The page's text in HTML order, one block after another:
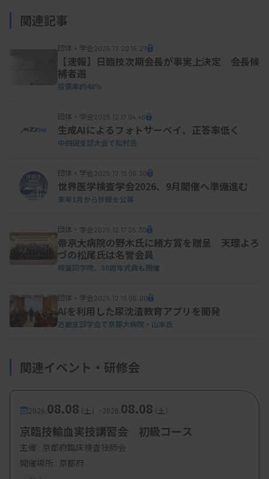
専任技師は年次ごとに教育目標を設定。各技師の意
向も踏まえて1年間の到達目標を設定し評価してい
る。
関連記事
団体・学会2025.12.20 15:27
【速報】日臨技次期会長が事実上決定 会長候
補者選
投票率約48％
団体・学会2025.12.17 04:45
生成AIによるフォトサーベイ、正答率低く
中四国支部大会で松村氏
団体・学会2025.12.15 05:30
世界医学検査学会2026、9月開催へ準備進む
来年1月から抄録を公募
団体・学会2025.12.17 05:30
帝京大病院の野木氏に緒方賞を贈呈 天理よろ
づの松尾氏は名誉会員
検査同学院、50周年式典も開催
団体・学会2025.12.15 05:00
AIを利用した尿沈渣教育アプリを開発
近畿支部学会で京都大病院・山本氏
関連イベント・研修会
2026. 08.08（土） -2026. 08.08（土）
京臨技輸血実技講習会 初級コース
主催 : 京都府臨床検査技師会
開催場所 : 京都府